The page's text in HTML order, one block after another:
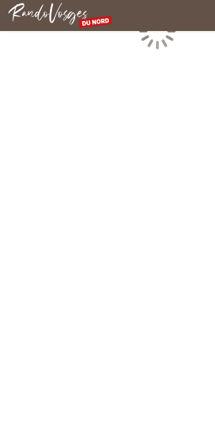
Rando Vosges du Nord
Chargement